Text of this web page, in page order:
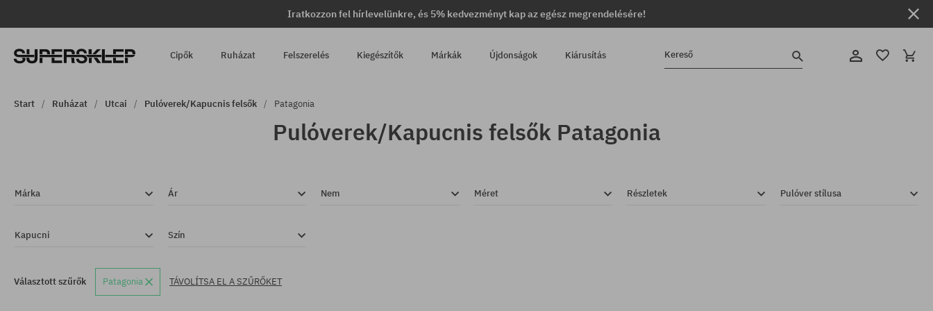
Iratkozzon fel hírlevelünkre, és 5% kedvezményt kap az egész megrendelésére!
Cipők Ruházat Felszerelés Kiegészítők Márkák Újdonságok Kiárusítás Kereső
Start Ruházat Utcai Pulóverek/Kapucnis felsők Patagonia
Pulóverek/Kapucnis felsők Patagonia
Márka Ár Nem Méret Részletek Pulóver stílusa
Kapucni Szín
Választott szűrők Patagonia TÁVOLÍTSA EL A SZŰRŐKET